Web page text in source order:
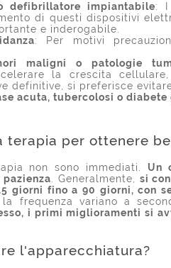
defibrillatore impiantabile: I
di questi dispositivi
e inderogabile.
: Per motivi
maligni o patologie
la crescita
definitive, si preferisce
acuta, tubercolosi o diabete
terapia per ottenere
non sono immediati. Un
. Generalmente, si
giorni fino a 90 giorni, con
la frequenza variano a
i primi miglioramenti si
l'apparecchiatura?